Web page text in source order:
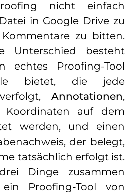
nicht einfach
in Google Drive zu
zu bitten.
Unterschied besteht
echtes Proofing-Tool
bietet, die jede
Annotationen,
auf dem
werden, und einen
der belegt,
tatsächlich erfolgt ist.
Dinge zusammen
Proofing-Tool von